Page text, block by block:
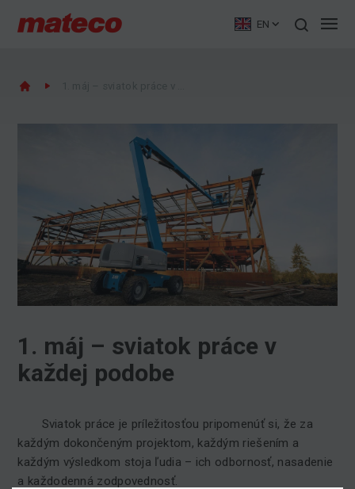
EN
1. máj – sviatok práce v
každej podobe
Sviatok práce je príležitosťou pripomenúť si, že za
každým dokončeným projektom, každým riešením a
každým výsledkom stoja ľudia – ich odbornosť, nasadenie
a každodenná zodpovednosť.